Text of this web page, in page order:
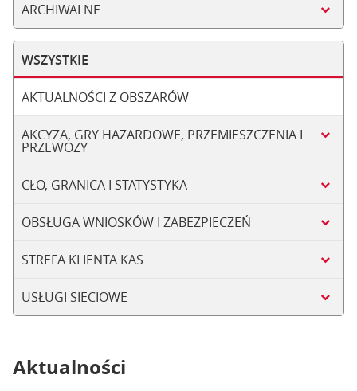
ARCHIWALNE
WSZYSTKIE
AKTUALNOŚCI Z OBSZARÓW
AKCYZA, GRY HAZARDOWE, PRZEMIESZCZENIA I
PRZEWOZY
CŁO, GRANICA I STATYSTYKA
OBSŁUGA WNIOSKÓW I ZABEZPIECZEŃ
STREFA KLIENTA KAS
USŁUGI SIECIOWE
Aktualności